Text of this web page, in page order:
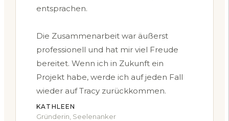
entsprachen.
Die Zusammenarbeit war äußerst
professionell und hat mir viel Freude
bereitet. Wenn ich in Zukunft ein
Projekt habe, werde ich auf jeden Fall
wieder auf Tracy zurückkommen.
KATHLEEN
Gründerin, Seelenanker